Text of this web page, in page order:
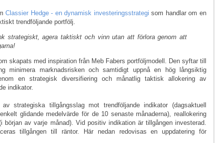
Classier Hedge - en dynamisk investeringsstrategi som handlar om en
trendföljande portfölj.
strategiskt, agera taktiskt och vinn utan att förlora genom att
skapats med inspiration från Meb Fabers portföljmodell. Den syftar till
minimera marknadsrisken och samtidigt uppnå en hög långsiktig
en strategisk diversifiering och månatlig taktisk allokering av
indikator.
strategiska tillgångsslag mot trendföljande indikator (dagsaktuell
glidande medelvärde för de 10 senaste månaderna), reallokering
början av varje månad). Vid positiv indikation är tillgången investerad.
tillgången till räntor. Här nedan redovisas en uppdatering för